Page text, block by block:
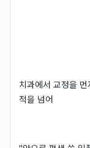
치과에서 교정을
적을 넘어